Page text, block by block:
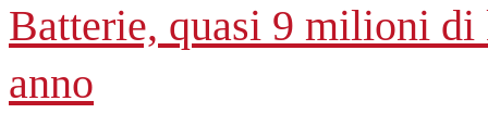
Batterie, quasi 9 milioni
anno